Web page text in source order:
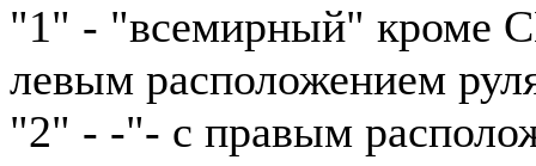
"1" - "всемирный" кроме
левым расположением
"2" - -"- с правым